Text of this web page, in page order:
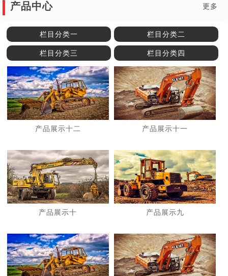
2
产品中心 更多
栏目分类一 栏目分类二
栏目分类三 栏目分类四
产品展示十二 产品展示十一
产品展示十 产品展示九